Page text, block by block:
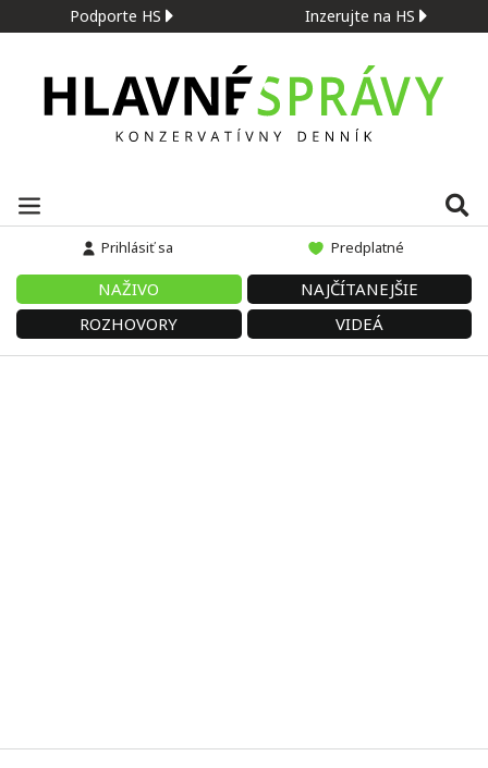
Podporte HS Inzerujte na HS
Prihlásiť sa Predplatné
NAŽIVO
NAJČÍTANEJŠIE
ROZHOVORY
VIDEÁ